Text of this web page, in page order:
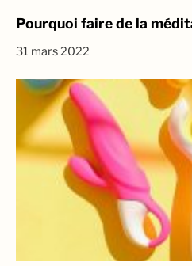
Pourquoi faire de la
31 mars 2022